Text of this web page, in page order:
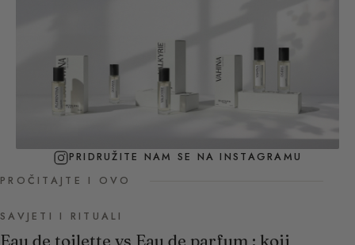
PRIDRUŽITE NAM SE NA INSTAGRAMU
PROČITAJTE I OVO
SAVJETI I RITUALI
Eau de toilette vs Eau de parfum : koji